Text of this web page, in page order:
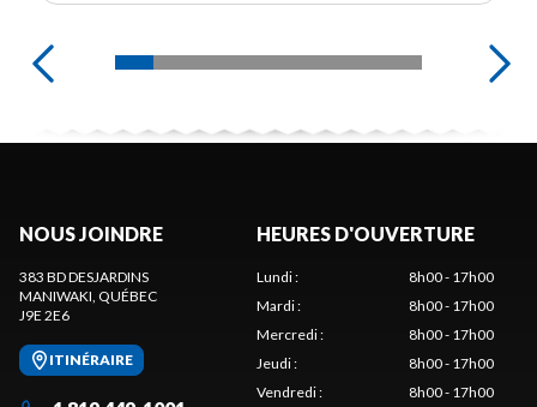
NOUS JOINDRE
383 BD DESJARDINS
MANIWAKI, QUÉBEC
J9E 2E6
ITINÉRAIRE
HEURES D'OUVERTURE
Lundi:
8h00 - 17h00
Mardi:
8h00 - 17h00
Mercredi:
8h00 - 17h00
Jeudi:
8h00 - 17h00
Vendredi: 8h00 - 17h00